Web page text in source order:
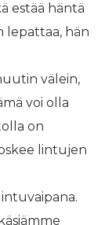
estää häntä
lepattaa, hän
välein,
voi olla
on
lintujen